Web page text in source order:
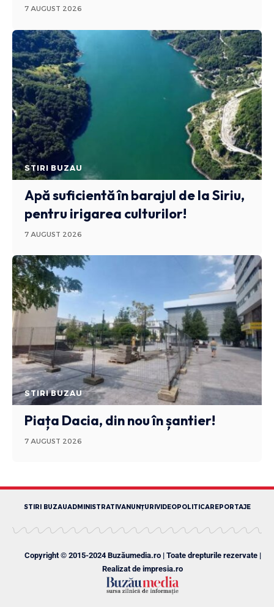
7 AUGUST 2026
STIRI BUZAU
Apă suficientă în barajul de la Siriu,
pentru irigarea culturilor!
7 AUGUST 2026
STIRI BUZAU
Piața Dacia, din nou în șantier!
7 AUGUST 2026
STIRI BUZAUADMINISTRATIVANUNȚURI VIDEOPOLITICAREPORTAJE
Copyright © 2015-2024 Buzăumedia.ro | Toate drepturile rezervate |
Realizat de impresia.ro